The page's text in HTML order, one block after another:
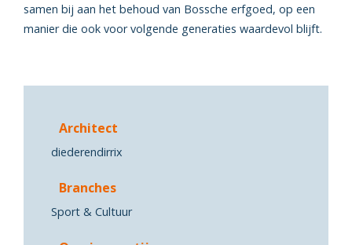
samen bij aan het behoud van Bossche erfgoed, op een
manier die ook voor volgende generaties waardevol blijft.
Architect
diederendirrix
Branches
Sport & Cultuur